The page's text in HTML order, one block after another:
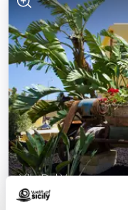
Villa Del Vento